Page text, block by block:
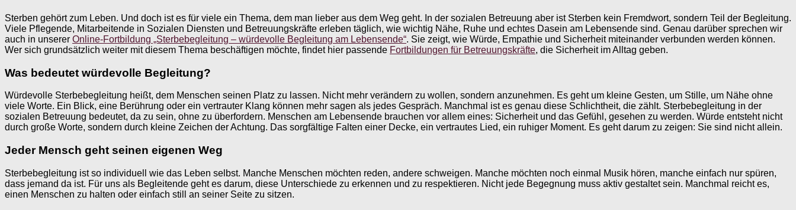
Sterben gehört zum Leben. Und doch ist es für viele ein Thema, dem man lieber aus dem Weg geht. In der sozialen Betreuung aber ist Sterben kein Fremdwort, sondern Teil der Begleitung.
Viele Pflegende, Mitarbeitende in Sozialen Diensten und Betreuungskräfte erleben täglich, wie wichtig Nähe, Ruhe und echtes Dasein am Lebensende sind. Genau darüber sprechen wir
auch in unserer Online-Fortbildung „Sterbebegleitung – würdevolle Begleitung am Lebensende“. Sie zeigt, wie Würde, Empathie und Sicherheit miteinander verbunden werden können.
Wer sich grundsätzlich weiter mit diesem Thema beschäftigen möchte, findet hier passende Fortbildungen für Betreuungskräfte, die Sicherheit im Alltag geben.
Was bedeutet würdevolle Begleitung?
Würdevolle Sterbebegleitung heißt, dem Menschen seinen Platz zu lassen. Nicht mehr verändern zu wollen, sondern anzunehmen. Es geht um kleine Gesten, um Stille, um Nähe ohne
viele Worte. Ein Blick, eine Berührung oder ein vertrauter Klang können mehr sagen als jedes Gespräch. Manchmal ist es genau diese Schlichtheit, die zählt. Sterbebegleitung in der
sozialen Betreuung bedeutet, da zu sein, ohne zu überfordern. Menschen am Lebensende brauchen vor allem eines: Sicherheit und das Gefühl, gesehen zu werden. Würde entsteht nicht
durch große Worte, sondern durch kleine Zeichen der Achtung. Das sorgfältige Falten einer Decke, ein vertrautes Lied, ein ruhiger Moment. Es geht darum zu zeigen: Sie sind nicht allein.
Jeder Mensch geht seinen eigenen Weg
Sterbebegleitung ist so individuell wie das Leben selbst. Manche Menschen möchten reden, andere schweigen. Manche möchten noch einmal Musik hören, manche einfach nur spüren,
dass jemand da ist. Für uns als Begleitende geht es darum, diese Unterschiede zu erkennen und zu respektieren. Nicht jede Begegnung muss aktiv gestaltet sein. Manchmal reicht es,
einen Menschen zu halten oder einfach still an seiner Seite zu sitzen.